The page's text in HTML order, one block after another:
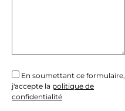
En soumettant ce formulaire,
j'accepte la politique de
confidentialité